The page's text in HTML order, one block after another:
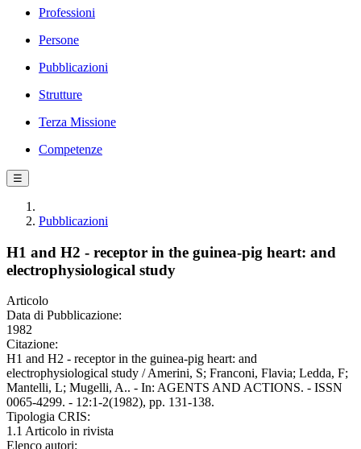
Professioni
Persone
Pubblicazioni
Strutture
Terza Missione
Competenze
☰
Pubblicazioni
H1 and H2 - receptor in the guinea-pig heart: and
electrophysiological study
Articolo
Data di Pubblicazione:
1982
Citazione:
H1 and H2 - receptor in the guinea-pig heart: and
electrophysiological study / Amerini, S; Franconi, Flavia; Ledda, F;
Mantelli, L; Mugelli, A.. - In: AGENTS AND ACTIONS. - ISSN
0065-4299. - 12:1-2(1982), pp. 131-138.
Tipologia CRIS:
1.1 Articolo in rivista
Elenco autori: